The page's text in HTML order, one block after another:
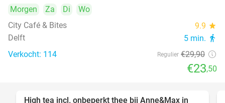
Morgen Za Di
Wo
City Café & Bites
9.9 star
Delft 5 min. directions_walk
Verkocht: 114 Regulier €29,90
€23,50
High tea incl. onbeperkt thee bij Anne&Max in